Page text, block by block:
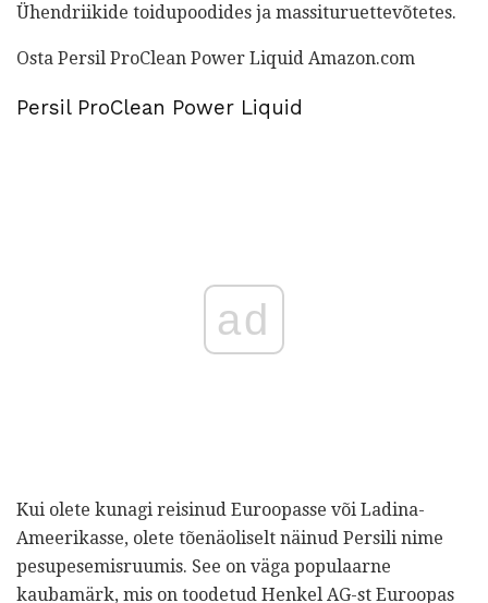
Ühendriikide toidupoodides ja massituruettevõtetes.
Osta Persil ProClean Power Liquid Amazon.com
Persil ProClean Power Liquid
ad
Kui olete kunagi reisinud Euroopasse või Ladina-
Ameerikasse, olete tõenäoliselt näinud Persili nime
pesupesemisruumis. See on väga populaarne
kaubamärk, mis on toodetud Henkel AG-st Euroopas